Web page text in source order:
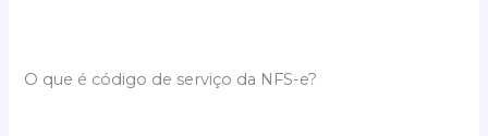
O que é código de serviço da NFS-e?